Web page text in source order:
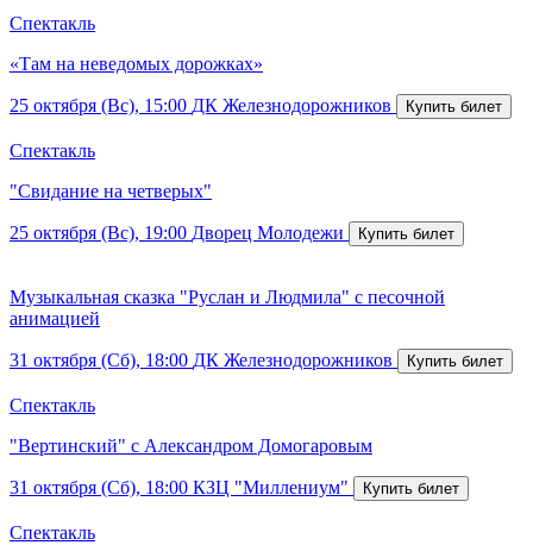
Спектакль
«Там на неведомых дорожках»
25 октября (Вс), 15:00 ДК Железнодорожников
Спектакль
"Свидание на четверых"
25 октября (Вс), 19:00 Дворец Молодежи
Музыкальная сказка "Руслан и Людмила" с песочной
анимацией
31 октября (Сб), 18:00 ДК Железнодорожников
Спектакль
"Вертинский" с Александром Домогаровым
31 октября (Сб), 18:00 КЗЦ "Миллениум"
Спектакль